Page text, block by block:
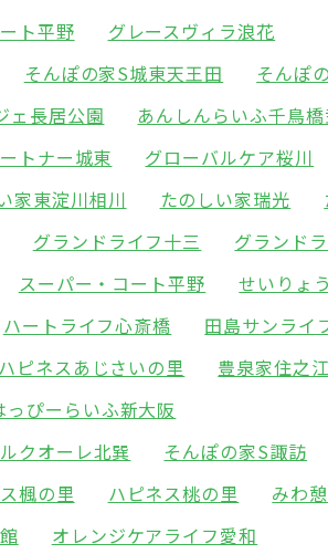
ト平野
グレースヴィラ浪花
そんぽの家S城東天王田
そんぽ
ェ長居公園
あんしんらいふ千鳥
トナー城東
グローバルケア桜川
家東淀川相川 たのしい家瑞光
グランドライフ十三
グランド
スーパー・コート平野
せいりょ
ハートライフ心斎橋
田島サンライ
ハピネスあじさいの里
豊泉家住之江
っぴーらいふ新大阪
クオーレ北巽
そんぽの家S諏訪
楓の里 ハピネス桃の里
みわ
オレンジケアライフ愛和